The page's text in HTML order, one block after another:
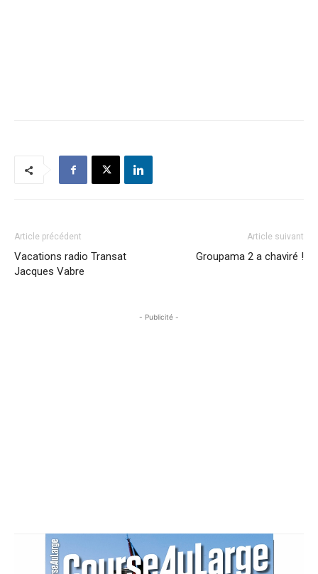
Article précédent
Vacations radio Transat
Jacques Vabre
Article suivant
Groupama 2 a chaviré !
- Publicité -